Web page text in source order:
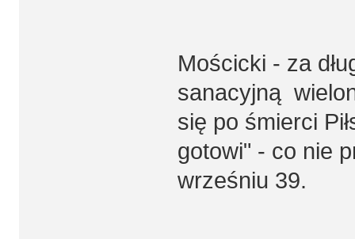
Mościcki - za
sanacyjną
się po śmierci
gotowi" - co nie
wrześniu 39.